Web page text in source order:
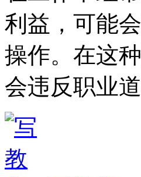
利益，可能
操作。在这
会违反职业